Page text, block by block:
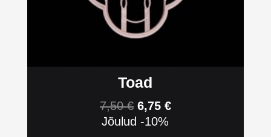
Toad
7,50€ 6,75 €
Jõulud -10%